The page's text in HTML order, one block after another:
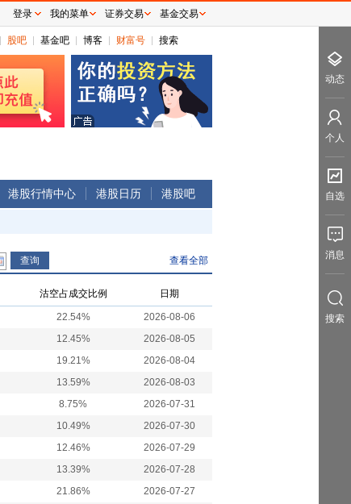
股吧 基金吧 博客 财富号 搜索
港股行情中心 港股日历 港股吧
查看全部
沽空占成交比例 日期
22.54%
2026-08-06
12.45%
2026-08-05
19.21%
2026-08-04
13.59%
2026-08-03
8.75%
2026-07-31
10.49%
2026-07-30
12.46%
2026-07-29
13.39%
2026-07-28
21.86%
2026-07-27
登录 我的菜单 证券交易 基金交易
动态
个人
自选
消息
搜索